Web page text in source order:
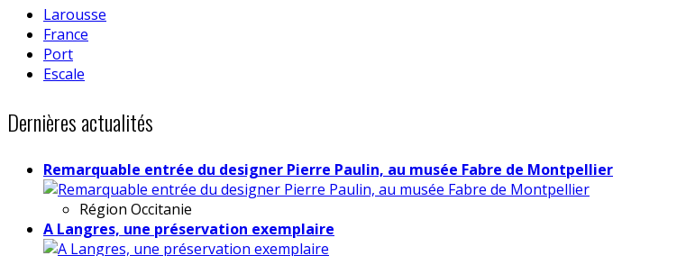
Larousse
France
Port
Escale
Dernières actualités
Remarquable entrée du designer Pierre Paulin, au musée Fabre de Montpellier
Région Occitanie
A Langres, une préservation exemplaire